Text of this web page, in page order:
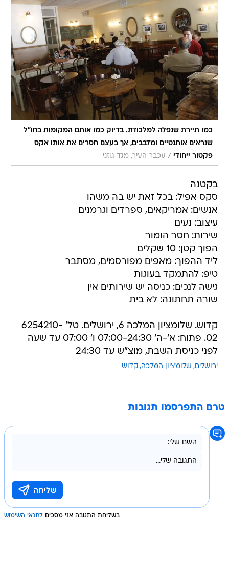
כמו תיירת שנפלה למלכודת. בדיוק כמו אותם המקומות בחו"ל
שנראים אותנטיים ומלבבים, אך בעצם חסרים את אותו אקס
פקטור ייחודי / עכבר העיר, מגד גוזני
בקטנה
סקס אפיל: בכל זאת יש בה משהו
אנשים: אמריקאים, ספרדים וגרמנים
עיצוב: נעים
שירות: חסר הומור
הפוך קטן: 10 שקלים
ליד ההפוך: מאפים מפורסמים, מסתבר
טיפ: להתמקד בעוגות
גישה לנכים: כניסה יש שירותים אין
שורה תחתונה: לא בית
קדוש. שלומציון המלכה 6, ירושלים. טל' 6254210-
02. פתוח: א'-ה' 07:00-24:30 ו' 07:00 עד שעה
לפני כניסת השבת, מוצ"ש עד 24:30
ירושלים שלומציון המלכה קדוש
טרם התפרסמו תגובות
בשליחת התגובה אני מסכים לתנאי השימוש